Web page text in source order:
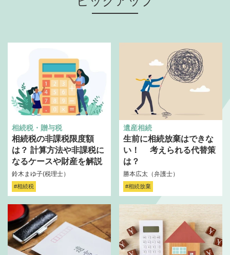
相続税・贈与税
相続税の非課税限度額
は？ 計算方法や非課税に
なるケースや財産を解説
鈴木まゆ子(税理士）
#相続税
遺産相続
生前に相続放棄はできな
い！ 考えられる代替策
は？
勝本広太（弁護士）
#相続放棄